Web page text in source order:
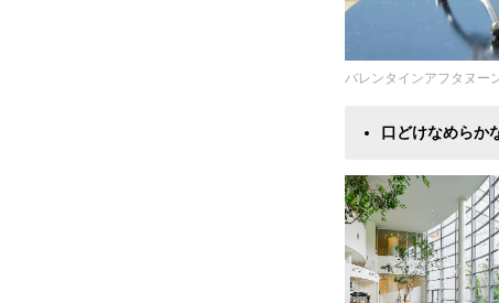
バレンタインアフタヌー
口どけなめらか